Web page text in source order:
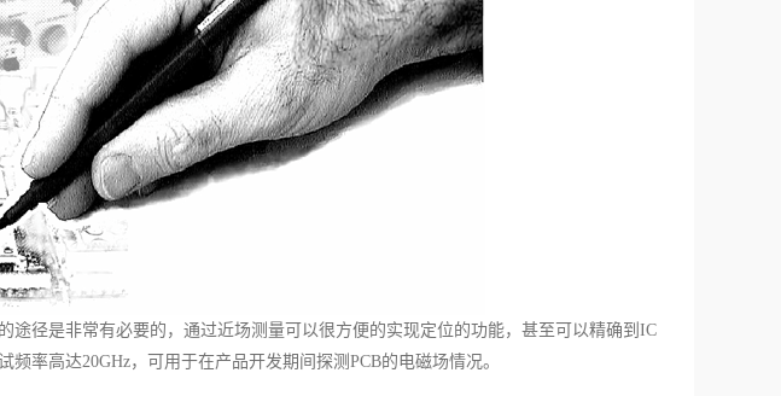
途径是非常有必要的，通过近场测量可以很方便的实现定位的功能，甚至可以精确到IC
率高达20GHz，可用于在产品开发期间探测PCB的电磁场情况。